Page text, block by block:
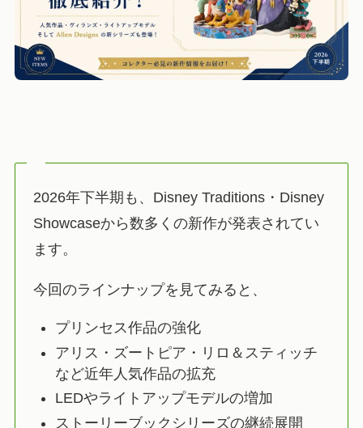
2026年下半期も、Disney Traditions・Disney
Showcaseから数多くの新作が発表されてい
ます。
今回のラインナップを見てみると、
プリンセス作品の強化
アリス・ズートピア・リロ＆スティッチ
など近年人気作品の拡充
LEDやライトアップモデルの増加
ストーリーブックシリーズの継続展開